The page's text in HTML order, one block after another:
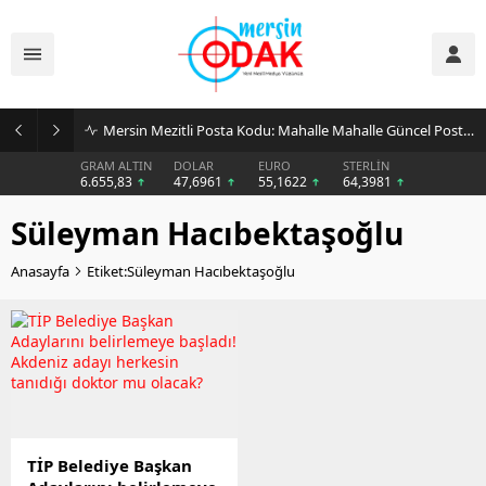
Mersin Mezitli Posta Kodu: Mahalle Mahalle Güncel Posta Kodu Rehberi
GRAM ALTIN
6.655,83
DOLAR
47,6961
EURO
55,1622
STERLİN
64,3981
Süleyman Hacıbektaşoğlu
Anasayfa Etiket:Süleyman Hacıbektaşoğlu
TİP Belediye Başkan